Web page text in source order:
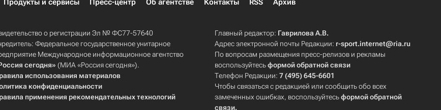
Продукты и сервисы Пресс-центр Об агентстве Контакты RSS Архив
о регистрации Эл № ФС77-57640
Федеральное государственное унитарное
Международное информационное агентство
сегодня» (МИА «Россия сегодня»).
использования материалов
конфиденциальности
применения рекомендательных технологий
Главный редактор: Гаврилова А.В.
Адрес электронной почты Редакции: r-sport.internet@ria.ru
По вопросам размещения пресс-релизов и рекламы
воспользуйтесьформой обратной связи
Телефон Редакции:7 (495) 645-6601
Чтобы связаться с редакцией или сообщить обо всех
замеченных ошибках, воспользуйтесьформой обратной
связи.